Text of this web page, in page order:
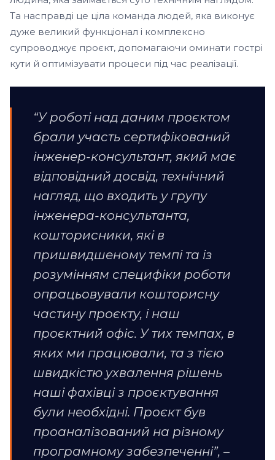
Та насправді це ціла команда людей, яка виконує
дуже великий функціонал і комплексно
супроводжує проєкт, допомагаючи оминати гострі
кути й оптимізувати процеси під час реалізації.
“У роботі над даним проєктом
брали участь сертифікований
інженер-консультант, який має
відповідний досвід, технічний
нагляд, що входить у групу
інженера-консультанта,
кошторисники, які в
пришвидшеному темпі та із
розумінням специфіки роботи
опрацьовували кошторисну
частину проєкту, і наш
проєктний офіс. У тих темпах, в
яких ми працювали, та з тією
швидкістю ухвалення рішень
наші фахівці з проєктування
були необхідні. Проєкт був
проаналізований на різному
програмному забезпеченні”, –